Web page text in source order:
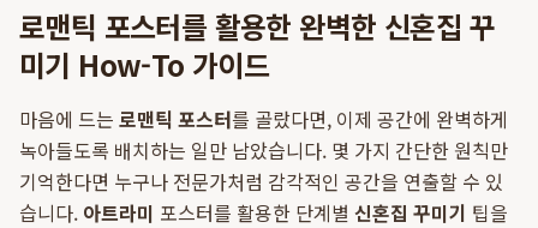
로맨틱 포스터를 활용한 완벽한 신혼집 꾸
미기 How-To 가이드
마음에 드는 로맨틱 포스터를 골랐다면, 이제 공간에 완벽하게
녹아들도록 배치하는 일만 남았습니다. 몇 가지 간단한 원칙만
기억한다면 누구나 전문가처럼 감각적인 공간을 연출할 수 있
습니다. 아트라미 포스터를 활용한 단계별 신혼집 꾸미기 팁을